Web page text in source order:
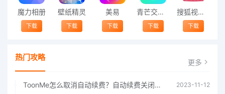
魔力相册
下载
壁纸精灵
下载
美易
下载
青芒交友软件官方版2021 v1.3
下载
搜狐视频app免费送会员下载安装到手机 v8.8.5
下载
热门攻略 更多
ToonMe怎么取消自动续费？自动续费关闭方法 2023-11-12